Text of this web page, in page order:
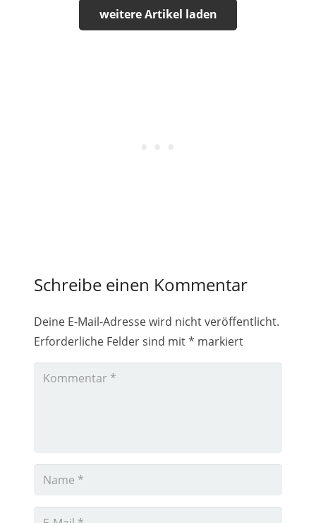
weitere Artikel laden
Schreibe einen Kommentar
Deine E-Mail-Adresse wird nicht veröffentlicht.
Erforderliche Felder sind mit* markiert